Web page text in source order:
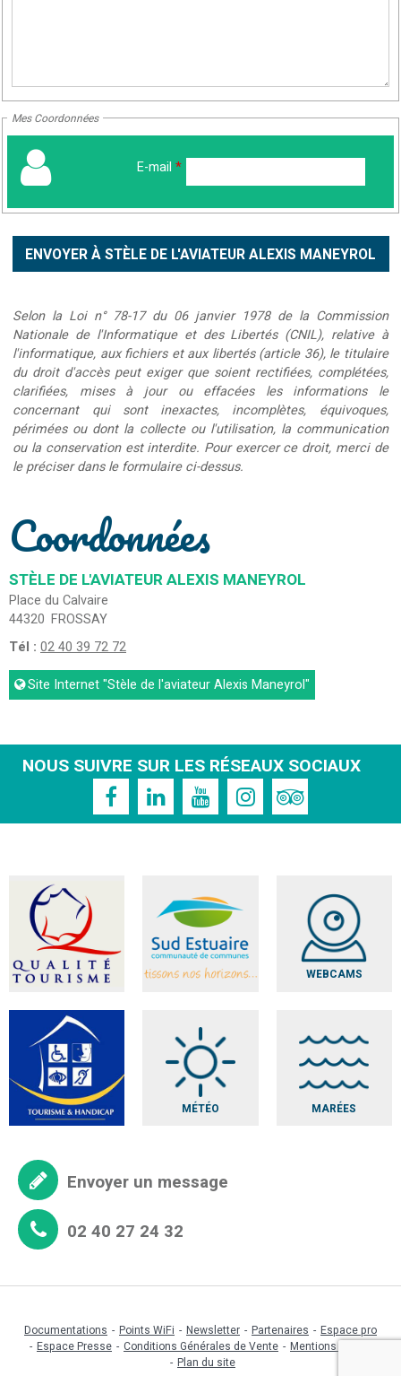
Mes Coordonnées
E-mail *
Selon la Loi n° 78-17 du 06 janvier 1978 de la Commission
Nationale de l'Informatique et des Libertés (CNIL), relative à
l'informatique, aux fichiers et aux libertés (article 36), le titulaire
du droit d'accès peut exiger que soient rectifiées, complétées,
clarifiées, mises à jour ou effacées les informations le
concernant qui sont inexactes, incomplètes, équivoques,
périmées ou dont la collecte ou l'utilisation, la communication
ou la conservation est interdite. Pour exercer ce droit, merci de
le préciser dans le formulaire ci-dessus.
Coordonnées
STÈLE DE L'AVIATEUR ALEXIS MANEYROL
Place du Calvaire
44320 FROSSAY
Tél : 02 40 39 72 72
Site Internet"Stèle de l'aviateur Alexis Maneyrol"
NOUS SUIVRE SUR LES RÉSEAUX SOCIAUX
WEBCAMS
MÉTÉO MARÉES
Envoyer un message
02 40 27 24 32
Documentations Points WiFi Newsletter Partenaires
Espace pro
Espace Presse
Conditions Générales de Vente
Mentions légales
Plan du site